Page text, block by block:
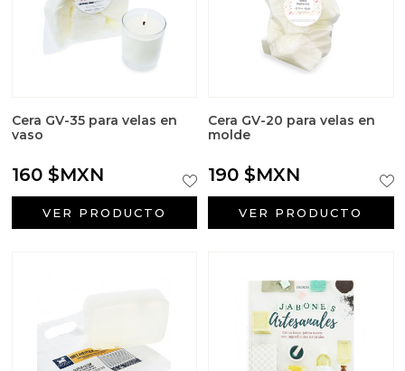
Cera GV-35 para velas en
vaso
160 $MXN
VER PRODUCTO
Cera GV-20 para velas en
molde
190 $MXN
VER PRODUCTO